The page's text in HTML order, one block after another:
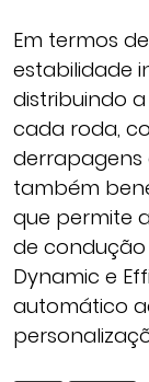
Em termos
estabilidade
distribuindo
cada roda,
derrapagens
também
que permite
de
Dynamic e
automático